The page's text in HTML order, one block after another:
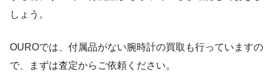
しょう。
OUROでは、付属品がない腕時計の買取も行っていますの
で、まずは査定からご依頼ください。